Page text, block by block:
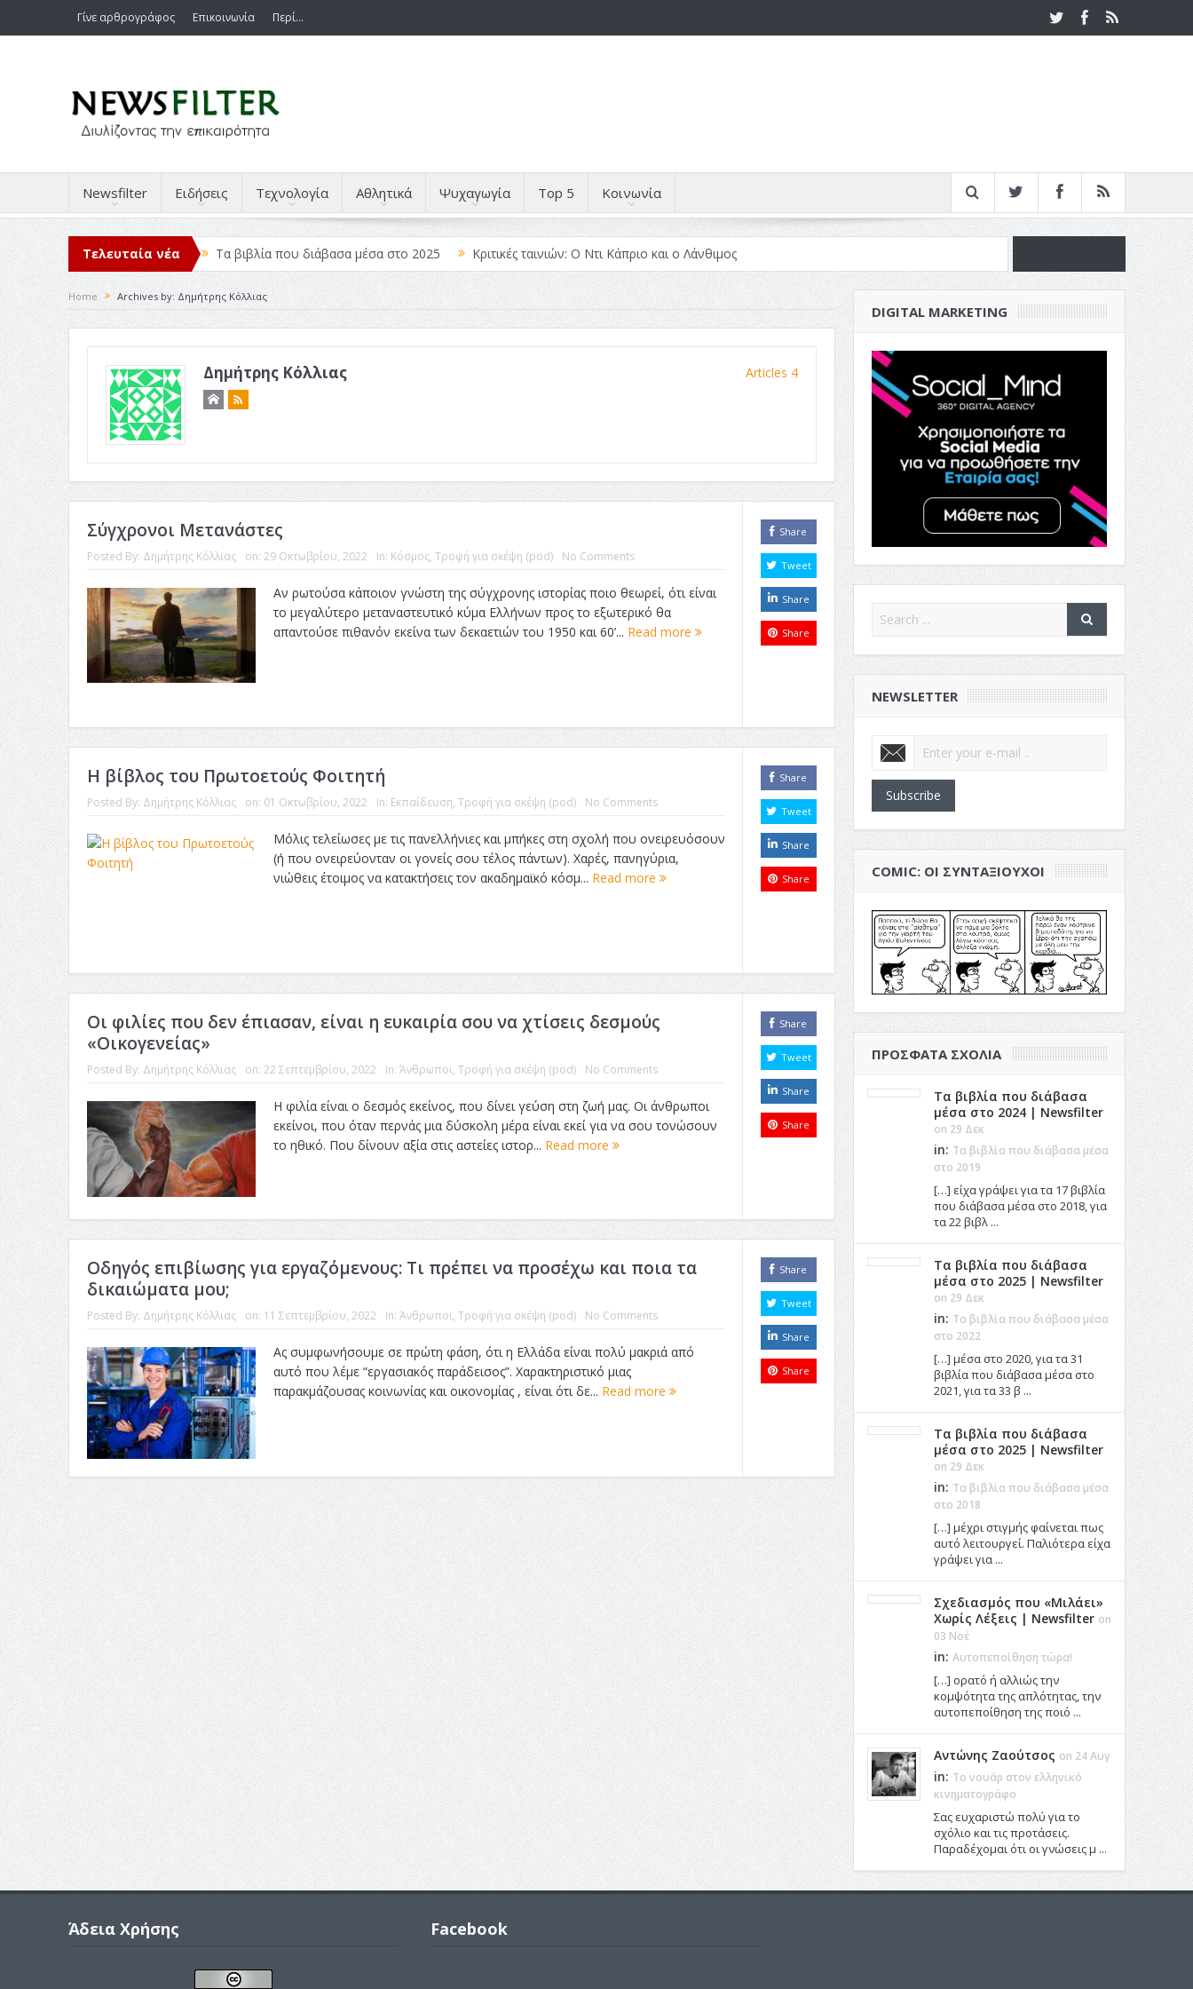
Γίνε αρθρογράφος Επικοινωνία Περί…
Newsfilter Ειδήσεις Τεχνολογία Αθλητικά Ψυχαγωγία Top 5 Κοινωνία
Τελευταία νέα Τα βιβλία που διάβασα μέσα στο 2025
Κριτικές ταινιών: Ο Ντι Κάπριο και ο Λάνθιμος
Σχεδιασμός που «Μιλάει» Χωρίς Λέξεις
Σπιρτόκουτο: η απόλυτη αντισυμβατική καλοκαιρινή ταινία
Το Top 5 της εβδομάδας #517
Το νουάρ στον ελληνικό κινηματογράφο
Τρία Βήματα Μπροστά για Σένα και την Επιχείρησή σου
Όψεις και Απόψεις
Home Archives by: Δημήτρης Κόλλιας
Δημήτρης Κόλλιας Articles 4
Σύγχρονοι Μετανάστες
Posted By: Δημήτρης Κόλλιας on: 29 Οκτωβρίου, 2022 In: Κόσμος, Τροφή για σκέψη (pod) No Comments
Αν ρωτούσα κάποιον γνώστη της σύγχρονης ιστορίας ποιο θεωρεί, ότι είναι
το μεγαλύτερο μεταναστευτικό κύμα Ελλήνων προς το εξωτερικό θα
απαντούσε πιθανόν εκείνα των δεκαετιών του 1950 και 60’... Read more
Share
Tweet
Share
Share
Η βίβλος του Πρωτοετούς Φοιτητή
Posted By: Δημήτρης Κόλλιας on: 01 Οκτωβρίου, 2022 In: Εκπαίδευση, Τροφή για σκέψη (pod) No Comments
Μόλις τελείωσες με τις πανελλήνιες και μπήκες στη σχολή που ονειρευόσουν
(ή που ονειρεύονταν οι γονείς σου τέλος πάντων). Χαρές, πανηγύρια,
νιώθεις έτοιμος να κατακτήσεις τον ακαδημαϊκό κόσμ... Read more
Share
Tweet
Share
Share
Οι φιλίες που δεν έπιασαν, είναι η ευκαιρία σου να χτίσεις δεσμούς
«Οικογενείας»
Posted By: Δημήτρης Κόλλιας on: 22 Σεπτεμβρίου, 2022 In: Άνθρωποι, Τροφή για σκέψη (pod) No Comments
Η φιλία είναι ο δεσμός εκείνος, που δίνει γεύση στη ζωή μας. Οι άνθρωποι
εκείνοι, που όταν περνάς μια δύσκολη μέρα είναι εκεί για να σου τονώσουν
το ηθικό. Που δίνουν αξία στις αστείες ιστορ... Read more
Share
Tweet
Share
Share
Οδηγός επιβίωσης για εργαζόμενους: Τι πρέπει να προσέχω και ποια τα
δικαιώματα μου;
Posted By: Δημήτρης Κόλλιας on: 11 Σεπτεμβρίου, 2022 In: Άνθρωποι, Τροφή για σκέψη (pod) No Comments
Ας συμφωνήσουμε σε πρώτη φάση, ότι η Ελλάδα είναι πολύ μακριά από
αυτό που λέμε “εργασιακός παράδεισος”. Χαρακτηριστικό μιας
παρακμάζουσας κοινωνίας και οικονομίας , είναι ότι δε... Read more
Share
Tweet
Share
Share
DIGITAL MARKETING
NEWSLETTER
Subscribe
COMIC: ΟΙ ΣΥΝΤΑΞΙΟΎΧΟΙ
ΠΡΌΣΦΑΤΑ ΣΧΌΛΙΑ
Τα βιβλία που διάβασα
μέσα στο 2024 | Newsfilter
on 29 Δεκ
in: Τα βιβλία που διάβασα μέσα
στο 2019
[…] είχα γράψει για τα 17 βιβλία
που διάβασα μέσα στο 2018, για
τα 22 βιβλ ...
Τα βιβλία που διάβασα
μέσα στο 2025 | Newsfilter
on 29 Δεκ
in: Τα βιβλία που διάβασα μέσα
στο 2022
[…] μέσα στο 2020, για τα 31
βιβλία που διάβασα μέσα στο
2021, για τα 33 β ...
Τα βιβλία που διάβασα
μέσα στο 2025 | Newsfilter
on 29 Δεκ
in: Τα βιβλία που διάβασα μέσα
στο 2018
[…] μέχρι στιγμής φαίνεται πως
αυτό λειτουργεί. Παλιότερα είχα
γράψει για ...
Σχεδιασμός που «Μιλάει»
Χωρίς Λέξεις | Newsfilter on
03 Νοέ
in: Αυτοπεποίθηση τώρα!
[…] ορατό ή αλλιώς την
κομψότητα της απλότητας, την
αυτοπεποίθηση της ποιό ...
Αντώνης Ζαούτσος on 24 Αυγ
in: Το νουάρ στον ελληνικό
κινηματογράφο
Σας ευχαριστώ πολύ για το
σχόλιο και τις προτάσεις.
Παραδέχομαι ότι οι γνώσεις μ ...
Άδεια Χρήσης Facebook